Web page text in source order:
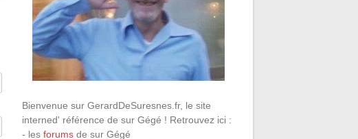
Bienvenue sur GerardDeSuresnes.fr, le site
interned' référence de sur Gégé ! Retrouvez ici :
- lesforums de sur Gégé